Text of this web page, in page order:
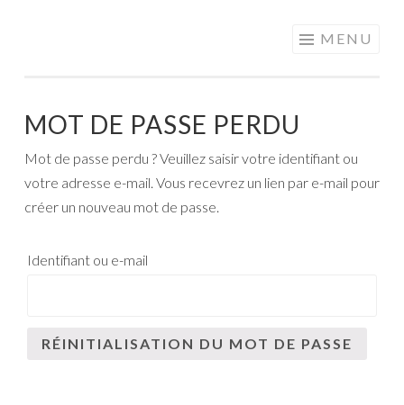
MENU
MOT DE PASSE PERDU
Mot de passe perdu ? Veuillez saisir votre identifiant ou
votre adresse e-mail. Vous recevrez un lien par e-mail pour
créer un nouveau mot de passe.
Identifiant ou e-mail
RÉINITIALISATION DU MOT DE PASSE